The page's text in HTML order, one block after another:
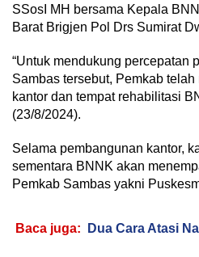
SSosI MH bersama Kepala
Barat Brigjen Pol Drs Sumirat
“Untuk mendukung percepatan
Sambas tersebut, Pemkab
kantor dan tempat rehabilitasi
(23/8/2024).
Selama pembangunan kantor,
sementara BNNK akan
Pemkab Sambas yakni
Baca juga: Dua Cara Atasi